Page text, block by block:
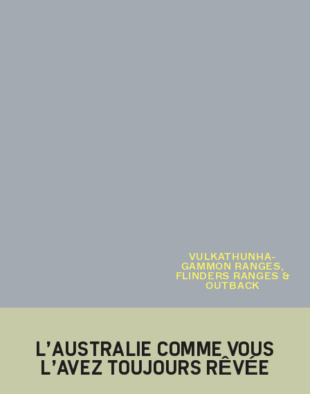
VULKATHUNHA-
GAMMON RANGES,
FLINDERS RANGES &
OUTBACK
L’AUSTRALIE COMME VOUS
L’AVEZ TOUJOURS RÊVÉE